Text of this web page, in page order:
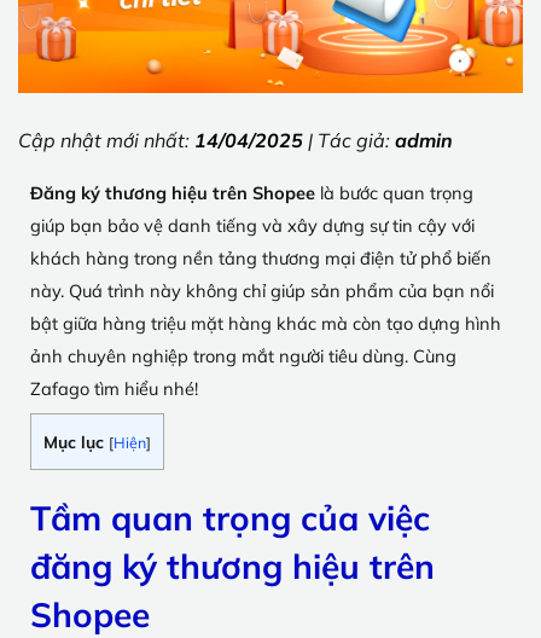
Cập nhật mới nhất: 14/04/2025 | Tác giả: admin
Đăng ký thương hiệu trên Shopee là bước quan trọng
giúp bạn bảo vệ danh tiếng và xây dựng sự tin cậy với
khách hàng trong nền tảng thương mại điện tử phổ biến
này. Quá trình này không chỉ giúp sản phẩm của bạn nổi
bật giữa hàng triệu mặt hàng khác mà còn tạo dựng hình
ảnh chuyên nghiệp trong mắt người tiêu dùng. Cùng
Zafago tìm hiểu nhé!
Mục lục [Hiện]
Tầm quan trọng của việc
đăng ký thương hiệu trên
Shopee